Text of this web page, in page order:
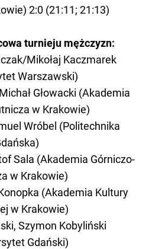
2:0 (21:11; 21:13)
turnieju mężczyzn:
Mikołaj Kaczmarek
Warszawski)
Głowacki (Akademia
w Krakowie)
Wróbel (Politechnika
Sala (Akademia Górniczo-
w Krakowie)
(Akademia Kultury
w Krakowie)
Szymon Kobyliński
Gdański)